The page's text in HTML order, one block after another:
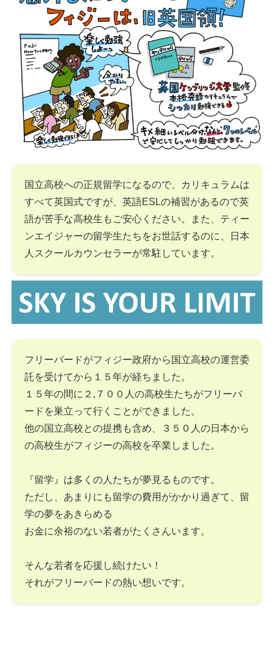
国立高校への正規留学になるので、カリキュラムは
すべて英国式ですが、英語ESLの補習があるので英
語が苦手な高校生もご安心ください。また、ティー
ンエイジャーの留学生たちをお世話するのに、日本
人スクールカウンセラーが常駐しています。
フリーバードがフィジー政府から国立高校の運営委
託を受けてから１５年が経ちました。
１５年の間に２,７００人の高校生たちがフリーバ
ードを巣立って行くことができました。
他の国立高校との提携も含め、３５０人の日本から
の高校生がフィジーの高校を卒業しました。
『留学』は多くの人たちが夢見るものです。
ただし、あまりにも留学の費用がかかり過ぎて、留
学の夢をあきらめる
お金に余裕のない若者がたくさんいます。
そんな若者を応援し続けたい！
それがフリーバードの熱い想いです。